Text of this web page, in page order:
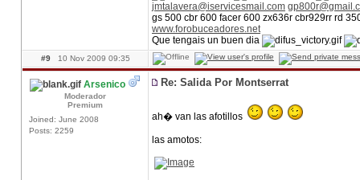
jmtalavera@iservicesmail.com
gs 500 cbr 600 facer 600 zx636r cbr929rr rd
www.forobuceadores.net
Que tengais un buen dia
#9 10 Nov 2009 09:35
Arsenico
Moderador
Premium
Joined: June 2008
Posts: 2259
Re: Salida Por Montserrat
ah� van las afotillos
las amotos: